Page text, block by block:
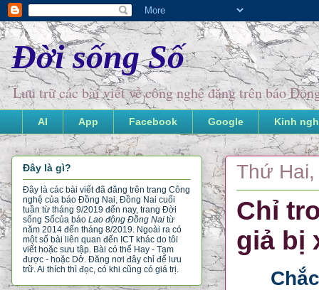
Đời sống Số
Lưu trữ các bài viết về công nghệ đăng trên báo
AI App Facebook Google Kinh
Thứ
Chỉ
giả bị
Đây là gì?
Đây là các bài viết đã đăng trên trang Công
nghệ của báo Đồng Nai, Đồng Nai cuối
tuần từ tháng 9/2019 đến nay, trang Đời
sống Sốcủa báo Lao động Đồng Nai từ
năm 2014 đến tháng 8/2019. Ngoài ra có
một số bài liên quan đến ICT khác do tôi
viết hoặc sưu tập. Bài có thể Hay - Tạm
được - hoặc Dở. Đăng nơi đây chỉ để lưu
trữ. Ai thích thì đọc, có khi cũng có giá trị.